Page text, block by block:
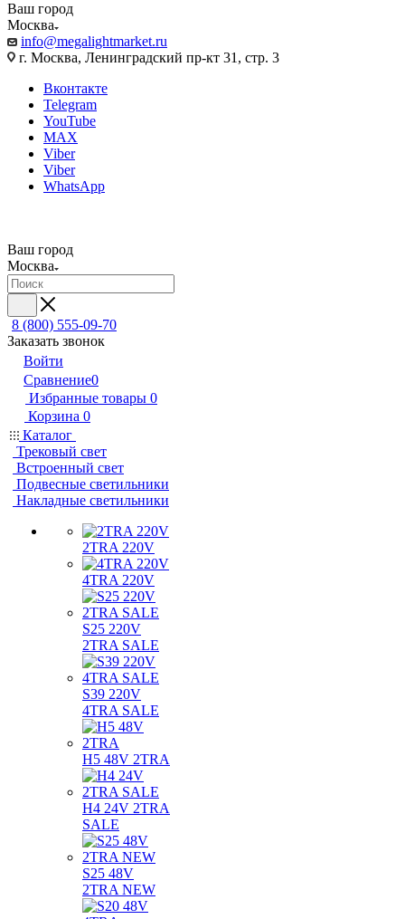
Ваш город
Москва
info@megalightmarket.ru
г. Москва, Ленинградский пр-кт 31, стр. 3
Вконтакте
Telegram
YouTube
MAX
Viber
Viber
WhatsApp
Ваш город
Москва
8 (800) 555-09-70
Заказать звонок
Войти
Сравнение0
Избранные товары 0
Корзина 0
Каталог
Трековый свет
Встроенный свет
Подвесные светильники
Накладные светильники
2TRA 220V
4TRA 220V
S25 220V
2TRA SALE
S39 220V
4TRA SALE
H5 48V 2TRA
H4 24V 2TRA
SALE
S25 48V
2TRA NEW